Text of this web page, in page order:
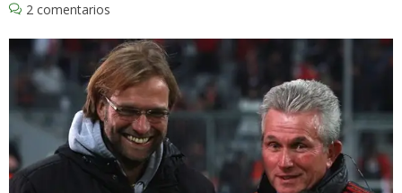
2 comentarios